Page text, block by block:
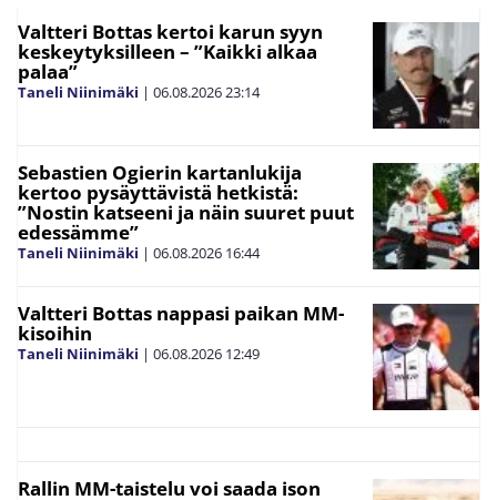
Valtteri Bottas kertoi karun syyn
keskeytyksilleen – ”Kaikki alkaa
palaa”
Taneli Niinimäki | 06.08.202623:14
Sebastien Ogierin kartanlukija
kertoo pysäyttävistä hetkistä:
”Nostin katseeni ja näin suuret puut
edessämme”
Taneli Niinimäki | 06.08.2026 16:44
Valtteri Bottas nappasi paikan MM-
kisoihin
Taneli Niinimäki | 06.08.2026 12:49
Rallin MM-taistelu voi saada ison